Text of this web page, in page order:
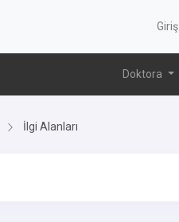
Giriş
Doktora
İlgi Alanları